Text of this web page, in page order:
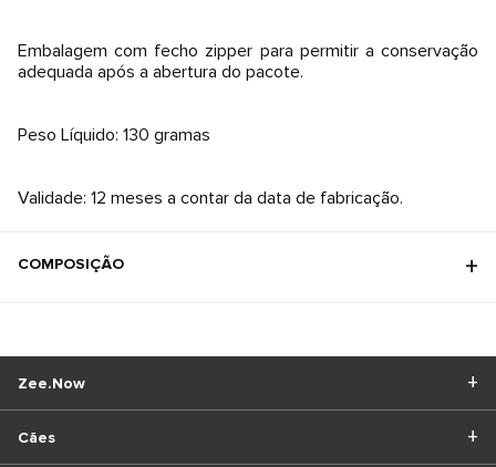
Embalagem com fecho zipper para permitir a conservação
adequada após a abertura do pacote.
Peso Líquido: 130 gramas
COMPOSIÇÃO
Cães
Zee.Now